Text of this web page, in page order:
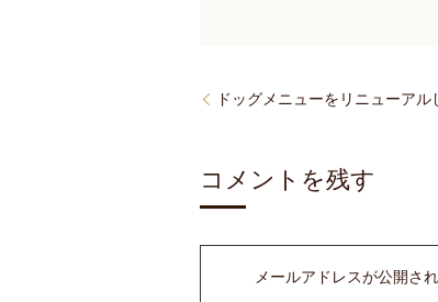
ドッグメニューをリニューア
コメントを残す
メールアドレスが公開さ